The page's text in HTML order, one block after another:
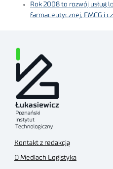
Rok 2008 to rozwój usług
farmaceutycznej, FMCG i
Kontakt z redakcją
O Mediach Logistyka